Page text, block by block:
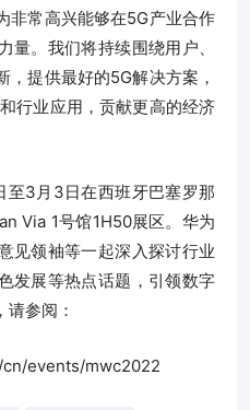
非常高兴能够在5G产业合作
量。我们将持续围绕用户、
提供最好的5G解决方案，
行业应用，贡献更高的经济
至3月3日在西班牙巴塞罗那
Via 1号馆1H50展区。华为
见领袖等一起深入探讨行业
发展等热点话题，引领数字
参阅：
events/mwc2022